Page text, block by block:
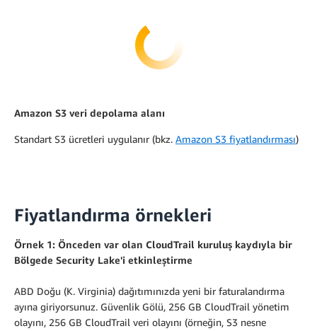
Amazon S3 veri depolama alanı
Standart S3 ücretleri uygulanır (bkz. Amazon S3 fiyatlandırması)
Fiyatlandırma örnekleri
Örnek 1: Önceden var olan CloudTrail kuruluş kaydıyla bir
Bölgede Security Lake'i etkinleştirme
ABD Doğu (K. Virginia) dağıtımınızda yeni bir faturalandırma
ayına giriyorsunuz. Güvenlik Gölü, 256 GB CloudTrail yönetim
olayını, 256 GB CloudTrail veri olayını (örneğin, S3 nesne